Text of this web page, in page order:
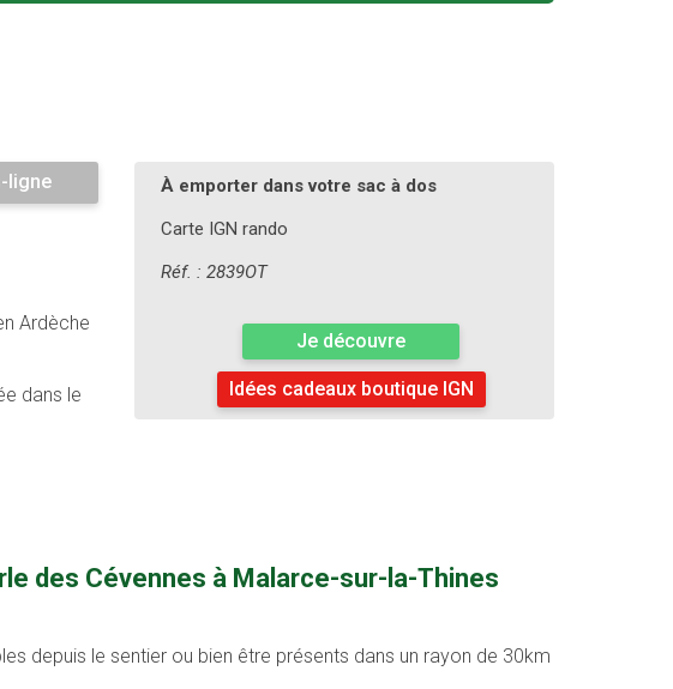
ligne
Ardèche
dans le
À emporter dans votre sac à dos
Carte IGN rando
Réf. : 2839OT
Je découvre
Idées cadeaux boutique IGN
des Cévennes à Malarce-sur-la-Thines
depuis le sentier ou bien être présents dans un rayon de 30km